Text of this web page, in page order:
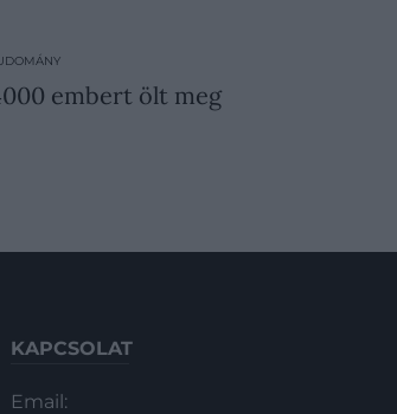
embert ölt meg
KAPCSOLAT
Email: